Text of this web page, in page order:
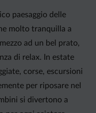
paesaggio delle
molto tranquilla a
ad un bel prato,
di relax. In estate
corse, escursioni
per riposare nel
si divertono a